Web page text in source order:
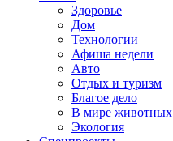
Здоровье
Дом
Технологии
Афиша недели
Авто
Отдых и туризм
Благое дело
В мире животных
Экология